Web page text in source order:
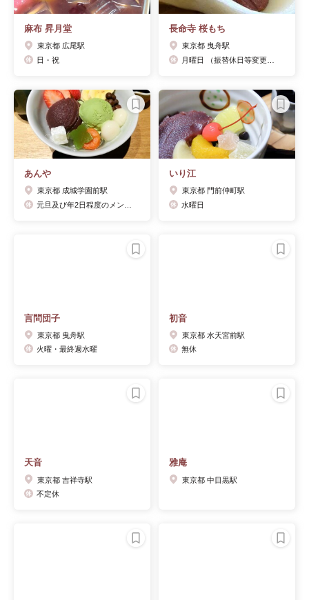
麻布 昇月堂
東京都 広尾駅
日・祝
長命寺 桜もち
東京都 曳舟駅
あんや
東京都 成城学園前駅
いり江
東京都 門前仲町駅
水曜日
言問団子
東京都 曳舟駅
火曜・最終週水曜
初音
東京都 水天宮前駅
無休
天音
東京都 吉祥寺駅
不定休
雅庵
東京都 中目黒駅